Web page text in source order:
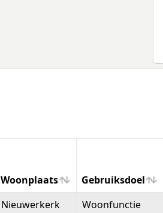
Woonplaats Gebruiksdoel
Woonplaats Gebruiksdoel
Nieuwerkerk
Woonfunctie